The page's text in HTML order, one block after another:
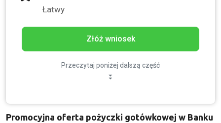
Łatwy
Złóż wniosek
Przeczytaj poniżej dalszą część
Promocyjna oferta pożyczki gotówkowej w Banku